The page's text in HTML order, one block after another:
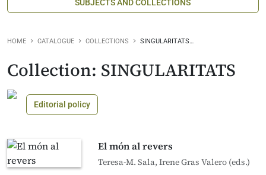
SUBJECTS AND COLLECTIONS
HOME CATALOGUE COLLECTIONS SINGULARITATS…
Collection: SINGULARITATS
Editorial policy
El món al revers
Teresa-M. Sala, Irene Gras Valero (eds.)